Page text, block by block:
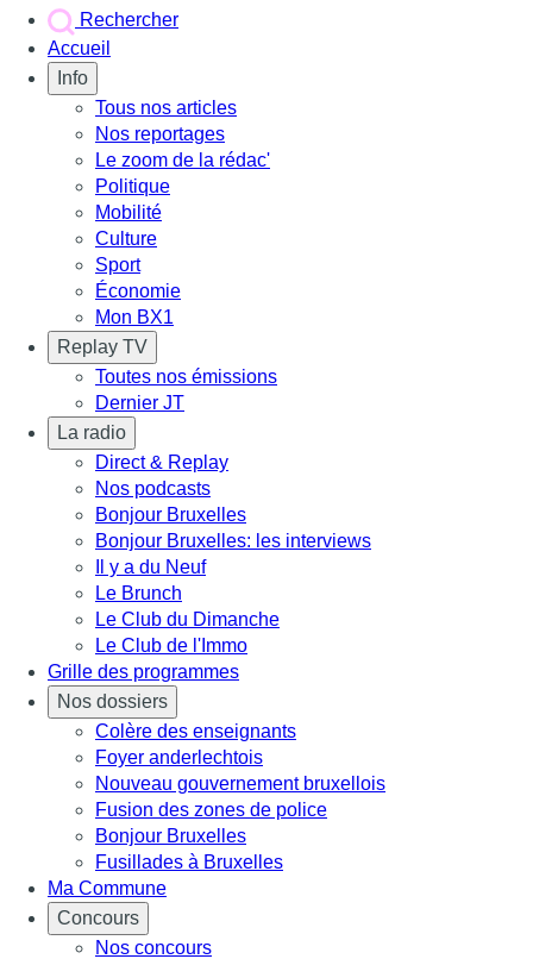
Rechercher
Accueil
Info
Tous nos articles
Nos reportages
Le zoom de la rédac'
Politique
Mobilité
Culture
Sport
Économie
Mon BX1
Replay TV
Toutes nos émissions
Dernier JT
La radio
Direct & Replay
Nos podcasts
Bonjour Bruxelles
Bonjour Bruxelles: les interviews
Il y a du Neuf
Le Brunch
Le Club du Dimanche
Le Club de l'Immo
Grille des programmes
Nos dossiers
Colère des enseignants
Foyer anderlechtois
Nouveau gouvernement bruxellois
Fusion des zones de police
Bonjour Bruxelles
Fusillades à Bruxelles
Ma Commune
Concours
Nos concours